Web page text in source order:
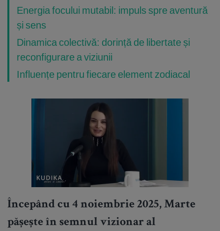
Energia focului mutabil: impuls spre aventură
și sens
Dinamica colectivă: dorință de libertate și
reconfigurare a viziunii
Influențe pentru fiecare element zodiacal
Începând cu 4 noiembrie 2025, Marte
pășește în semnul vizionar al